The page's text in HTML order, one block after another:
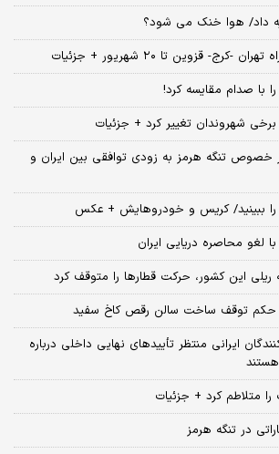
داد/ هوا خنک می شود؟
قزوین تا ۲۰ شهریور + جزئیات
با صدام مقایسه کرد!
برخی شهروندان تغییر کرد + جزئیات
خصوص تنگه هرمز به زودی توافقی بین ایران و
را ببینید/ کریس و خودروهایش + عکس
لغو محاصره دریایی ایران
ریلی این کشور، حرکت قطارها را متوقف کرد
حکم توقف ساخت سالن رقص کاخ سفید
ایرانی منتظر تأییدهای نهایی داخلی درباره
هستند
را متلاطم کرد + جزئیات
در تنگه هرمز